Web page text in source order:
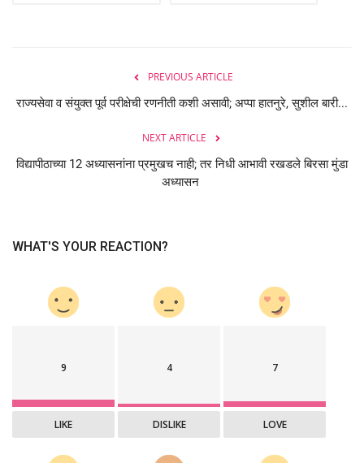
PREVIOUS ARTICLE
राज्यसेवा व संयुक्त पूर्व परीक्षेची रणनीती कशी असावी; अप्पा हातनुरे, सुशील बारी...
NEXT ARTICLE
विद्यापीठाच्या 12 अध्यासनांना प्रमुखच नाही; तर निधी आभावी रखडले बिरसा मुंडा
अध्यासन
WHAT'S YOUR REACTION?
9
LIKE
4
DISLIKE
7
LOVE